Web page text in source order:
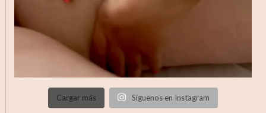
Cargar más Síguenos en Instagram